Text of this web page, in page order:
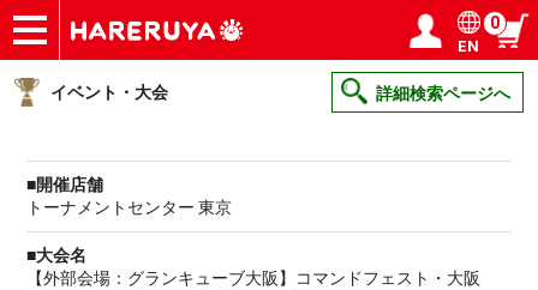
ショップ
買取
記事
デッキ検索
デッキ構築
選手一覧
店舗一覧
イベント
ヘルプ
お問い合わせ ログイン／会員登録
EN
0
イベント・大会 詳細検索ページへ
■開催店舗
トーナメントセンター 東京
■大会名
【外部会場：グランキューブ大阪】コマンドフェスト・大阪